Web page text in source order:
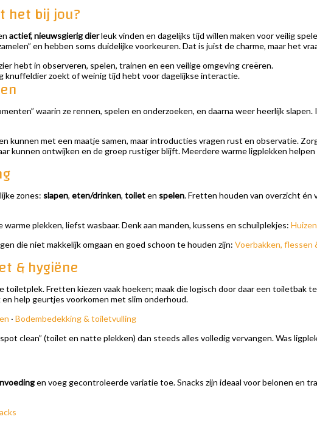
het bij jou?
actief, nieuwsgierig dierleuk vinden en dagelijks tijd willen maken voor veilig
en hebben soms duidelijke voorkeuren. Dat is juist de charme, maar het
hebt in observeren, spelen, trainen en een veilige omgeving creëren.
knuffeldier zoekt of weinig tijd hebt voor dagelijkse interactie.
waarin ze rennen, spelen en onderzoeken, en daarna weer heerlijk
kunnen met een maatje samen, maar introducties vragen rust en observatie.
kunnen ontwijken en de groep rustiger blijft. Meerdere warme ligplekken helpen
zones: slapen, eten/drinken, toileten spelen. Fretten houden van overzicht
warme plekken, liefst wasbaar. Denk aan manden, kussens en schuilplekjes:
die niet makkelijk omgaan en goed schoon te houden zijn: Voerbakken, flessen
& hygiëne
toiletplek. Fretten kiezen vaak hoeken; maak die logisch door daar een toiletbak
help geurtjes voorkomen met slim onderhoud.
· Bodembedekking & toiletvulling
clean” (toilet en natte plekken) dan steeds alles volledig vervangen. Was
en voeg gecontroleerde variatie toe. Snacks zijn ideaal voor belonen en